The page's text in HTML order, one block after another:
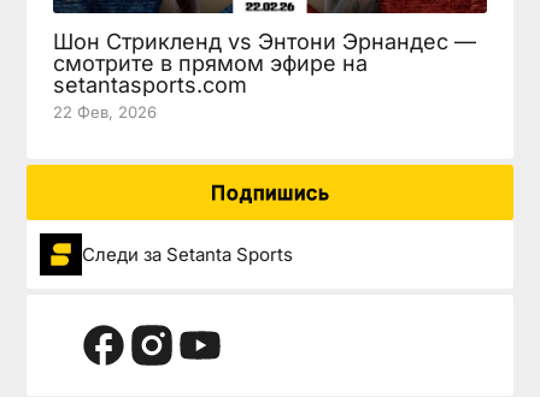
Шон Стрикленд vs Энтони Эрнандес —
смотрите в прямом эфире на
setantasports.com
22 Фев, 2026
Подпишись
Следи за Setanta Sports